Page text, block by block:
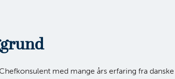
med mange års erfaring fra danske